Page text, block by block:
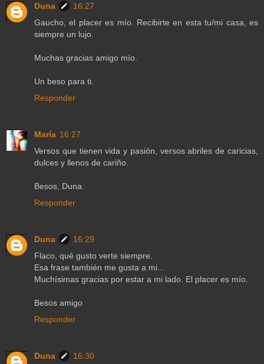
Duna
16:27
Gaucho, el placer es mío. Recibirte en esta tu/mi casa, es
siempre un lujo.
Muchas gracias amigo mío.
Un beso para ti.
Responder
María 16:27
Versos que tienen vida y pasión, versos abriles de caricias,
dulces y llenos de cariño.
Besos, Duna.
Responder
Duna
16:29
Flaco, qué gusto verte siempre.
Esa frase también me gusta a mi...
Muchísimas gracias por estar a mi lado. El placer es mío.
Besos amigo
Responder
Duna
16:30